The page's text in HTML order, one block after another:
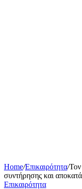
Home/Επικαιρότητα/Τον
συντήρησης και
Επικαιρότητα